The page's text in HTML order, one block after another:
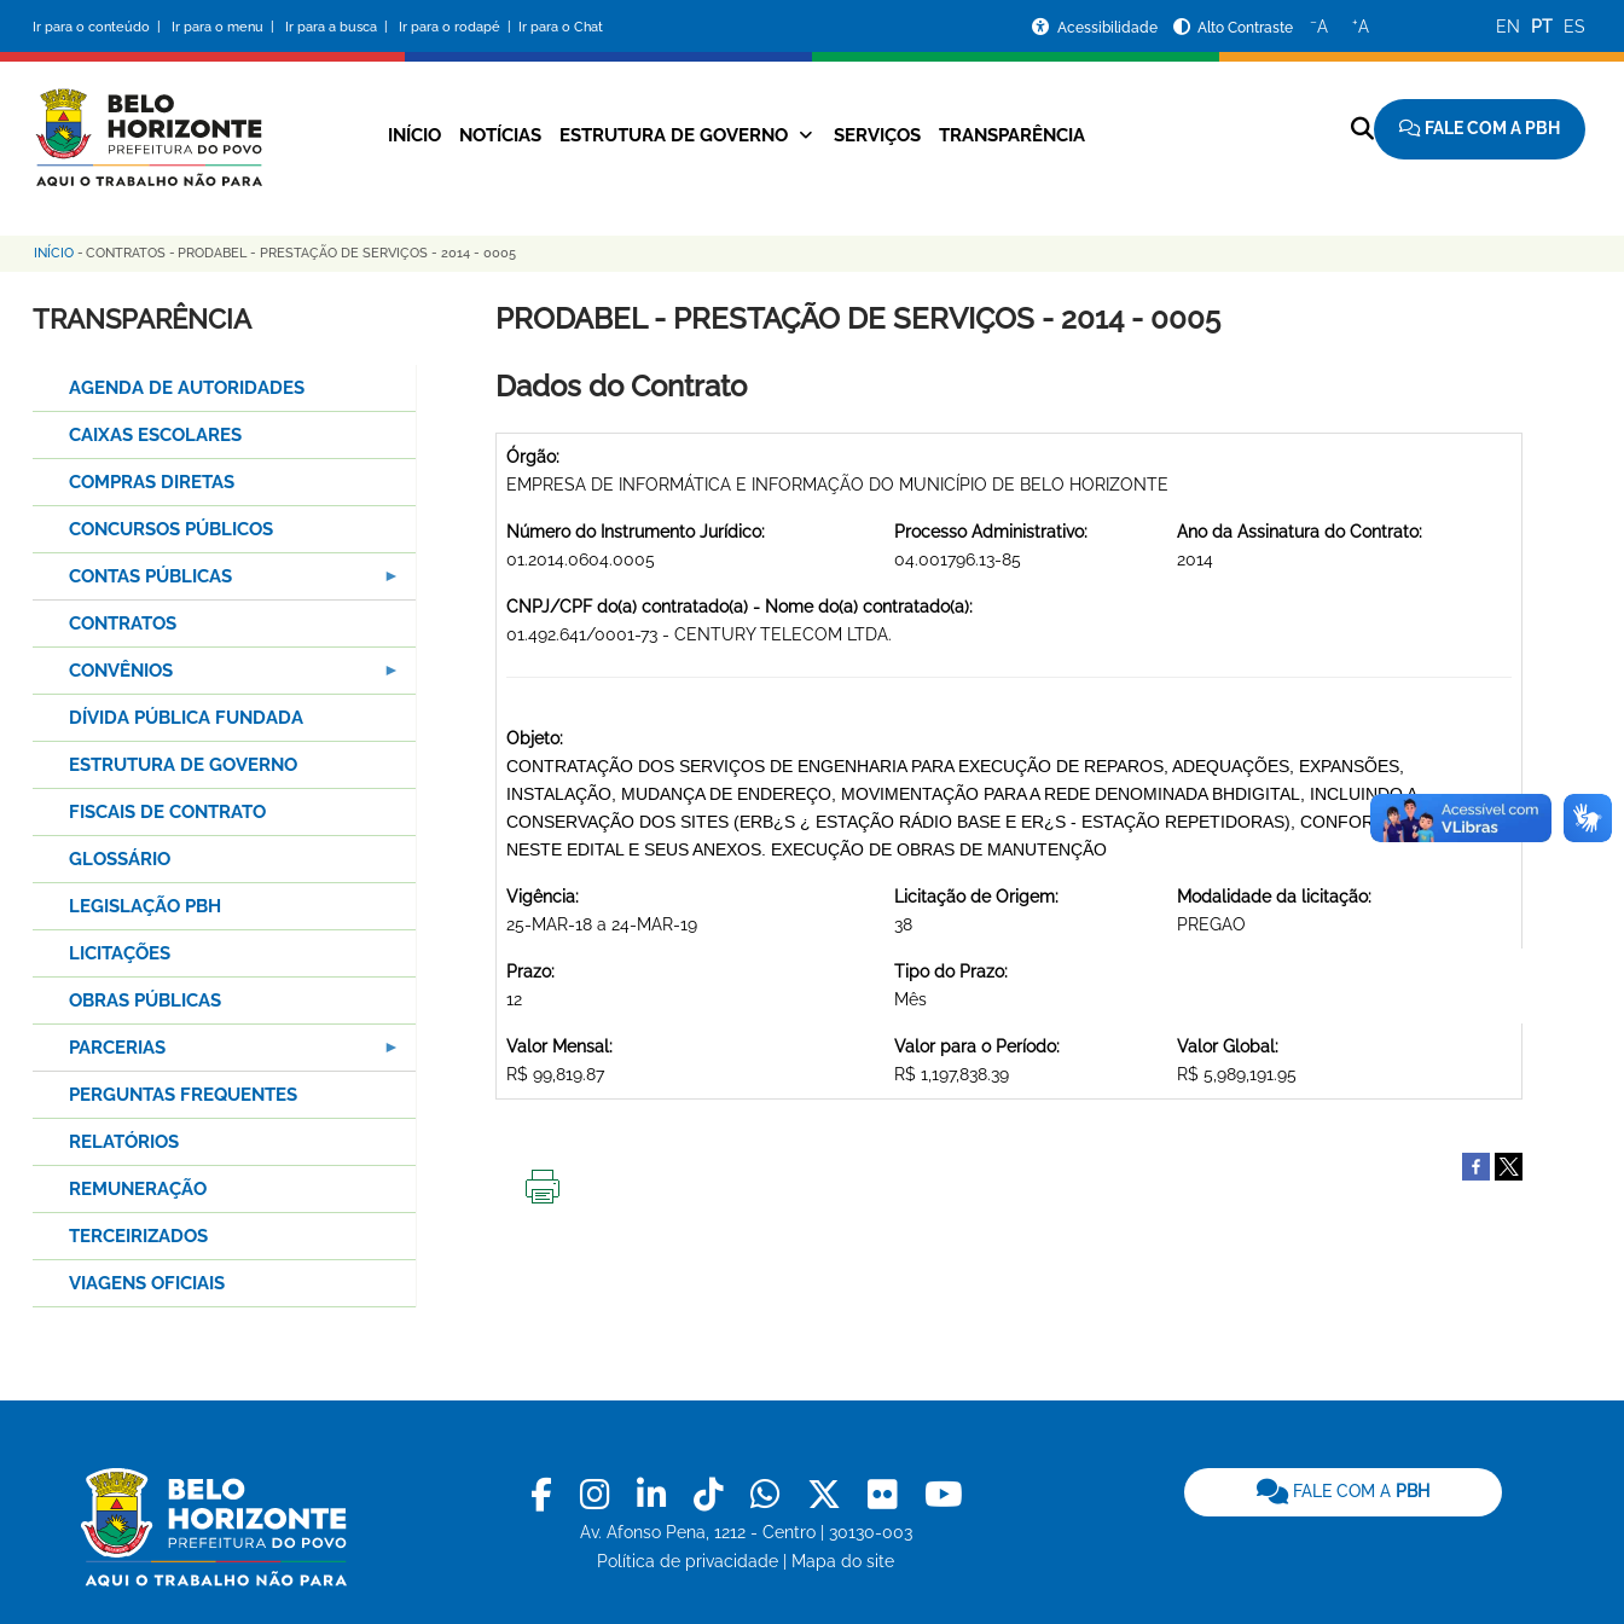
conteúdo
principal
Ir para o conteúdo | Ir para o menu | Ir para a busca | Ir para o rodapé | Ir para o Chat
da
Prefeitura
Acessibilidade Alto Contraste −A +A EN PT ES
Navegação
INÍCIO NOTÍCIAS ESTRUTURA DE GOVERNO SERVIÇOS TRANSPARÊNCIA FALE COM A PBH
Trilha
de
INÍCIO - CONTRATOS - PRODABEL - PRESTAÇÃO DE SERVIÇOS - 2014 - 0005
PRODABEL - PRESTAÇÃO DE SERVIÇOS - 2014 - 0005
Dados do Contrato
Órgão:
EMPRESA DE INFORMÁTICA E INFORMAÇÃO DO MUNICÍPIO DE BELO HORIZONTE
Número do Instrumento Jurídico:
01.2014.0604.0005
Processo Administrativo:
04.001796.13-85
Ano da Assinatura do Contrato:
2014
CNPJ/CPF do(a) contratado(a) - Nome do(a) contratado(a):
01.492.641/0001-73 - CENTURY TELECOM LTDA.
Objeto:
CONTRATAÇÃO DOS SERVIÇOS DE ENGENHARIA PARA EXECUÇÃO DE REPAROS, ADEQUAÇÕES, EXPANSÕES,
INSTALAÇÃO, MUDANÇA DE ENDEREÇO, MOVIMENTAÇÃO PARA A REDE DENOMINADA BHDIGITAL, INCLUINDO A
CONSERVAÇÃO DOS SITES (ERB¿S ¿ ESTAÇÃO RÁDIO BASE E ER¿S - ESTAÇÃO REPETIDORAS), CONFORME DESCRITO
NESTE EDITAL E SEUS ANEXOS. EXECUÇÃO DE OBRAS DE MANUTENÇÃO
Vigência:
25-MAR-18 a 24-MAR-19
Licitação de Origem:
38
Modalidade da licitação:
PREGAO
Prazo:
12
Tipo do Prazo:
Mês
Valor Mensal:
R$ 99,819.87
Valor para o Período:
R$ 1,197,838.39
Valor Global:
R$ 5,989,191.95
TRANSPARÊNCIA
AGENDA DE AUTORIDADES
CAIXAS ESCOLARES
COMPRAS DIRETAS
CONCURSOS PÚBLICOS
CONTAS PÚBLICAS
CONTRATOS
CONVÊNIOS
DÍVIDA PÚBLICA FUNDADA
ESTRUTURA DE GOVERNO
FISCAIS DE CONTRATO
GLOSSÁRIO
LEGISLAÇÃO PBH
LICITAÇÕES
OBRAS PÚBLICAS
PARCERIAS
PERGUNTAS FREQUENTES
RELATÓRIOS
REMUNERAÇÃO
TERCEIRIZADOS
VIAGENS OFICIAIS
Facebook
Instagram
LinkedinTiktokWhatsapp
X Flickr
Av. Afonso Pena, 1212 - Centro | 30130-003
Política de privacidade
Mapa do site
FALE COM A PBH